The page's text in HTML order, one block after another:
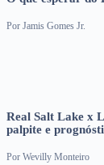
Por Jamis Gomes Jr.
Real Salt Lake x
palpite e
Por Wevilly Monteiro